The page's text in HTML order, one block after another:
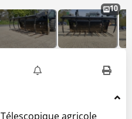
10
Télescopique agricole